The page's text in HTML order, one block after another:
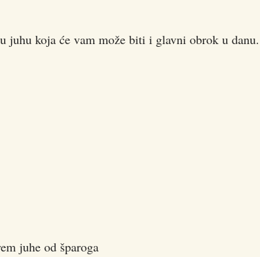
juhu koja će vam može biti i glavni obrok u danu.
juhe od šparoga